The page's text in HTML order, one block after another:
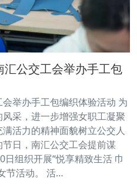
公交工会举办手工包
举办手工包编织体验活动 为
采，进一步增强女职工凝聚
活力的精神面貌树立公交人
日，南汇公交工会提前谋
组织开展“悦享精致生活 巾
节活动。 活…